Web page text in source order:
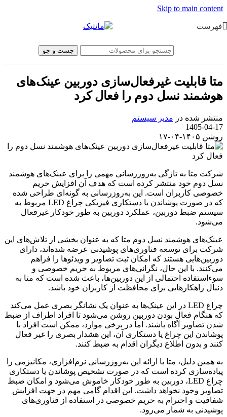
Skip to main content
فهرست
جست و جو
متا قابلیت غیرفعال‌سازی دوربین عینک‌های
هوشمند نسل دوم را فعال کرد
منتشر شده در مدیر سیستم
1405-04-17
روشن ۱۴۰۵-۰۴-۱۷
شرکت متا به تازگی به‌روزرسانی مهمی را برای عینک‌های هوشمند
نسل دوم خود منتشر کرده است که هدف آن افزایش حریم
خصوصی کاربران است. این به‌روزرسانی به گونه‌ای طراحی شده
که در صورت پوشاندن یا دستکاری فیزیکی چراغ LED مربوط به
سیستم ضبط دوربین، عملکرد دوربین به طور خودکار غیرفعال
می‌شود.
عینک‌های هوشمند نسل دوم متا که به عنوان بخشی از تلاش‌های این
شرکت برای توسعه فناوری‌های پوشیدنی عرضه شده‌اند، دارای
دوربین‌هایی هستند که امکان ثبت تصاویر و ویدئوها را فراهم
می‌کنند. با این حال، نگرانی‌های مربوط به حریم خصوصی و
سوءاستفاده احتمالی از این دوربین‌ها، باعث شده است که متا به
دنبال راهکارهایی برای محافظت از کاربران خود باشد.
چراغ LED در این عینک‌ها به عنوان یک نشانگر بصری عمل می‌کند
که هنگام فعال بودن دوربین روشن می‌شود تا افراد اطراف از ضبط
شدن تصاویر آگاه باشند. اما در برخی موارد، ممکن است افراد با
پوشاندن این چراغ یا دستکاری آن، این هشدار بصری را غیر فعال
کنند و بدون اطلاع دیگران اقدام به ضبط کنند.
به همین دلیل، متا با ارائه این به‌روزرسانی نرم‌افزاری، مکانیزمی را
پیاده‌سازی کرده است که در صورت تشخیص پوشاندن یا دستکاری
چراغ LED، دوربین به طور خودکار خاموش می‌شود و امکان ضبط
تصاویر وجود نخواهد داشت. این اقدام گامی مهم در جهت افزایش
شفافیت و احترام به حریم خصوصی در استفاده از فناوری‌های
پوشیدنی به شمار می‌رود.